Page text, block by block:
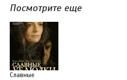
Посмотрите еще
Славные